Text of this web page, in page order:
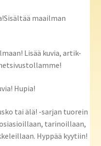
maailman
Lisää kuvia, artik-
Hupia!
tai älä! -sarjan tuorein
tarinoillaan,
Hyppää kyytiin!